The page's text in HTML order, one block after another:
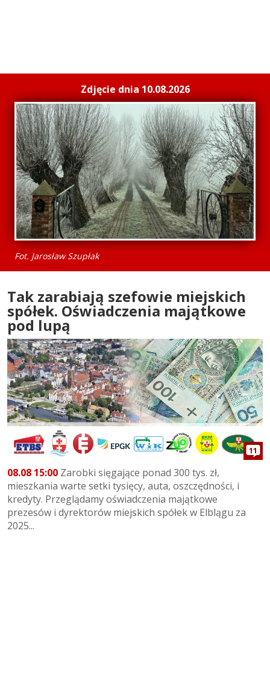
Zdjęcie dnia 10.08.2026
Fot. Jarosław Szupłak
Tak zarabiają szefowie miejskich
spółek. Oświadczenia majątkowe
pod lupą
11
08.08 15:00 Zarobki sięgające ponad 300 tys. zł,
mieszkania warte setki tysięcy, auta, oszczędności, i
kredyty. Przeglądamy oświadczenia majątkowe
prezesów i dyrektorów miejskich spółek w Elblągu za
2025...